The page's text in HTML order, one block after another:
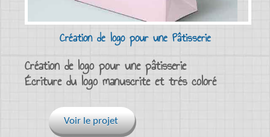
Création de logo pour une Pâtisserie
Création de logo pour une pâtisserie
Écriture du logo manuscrite et trés coloré
Voir le projet